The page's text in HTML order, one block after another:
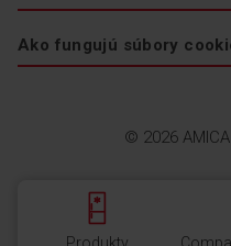
© 2026 AMICA
Ako fungujú súbory